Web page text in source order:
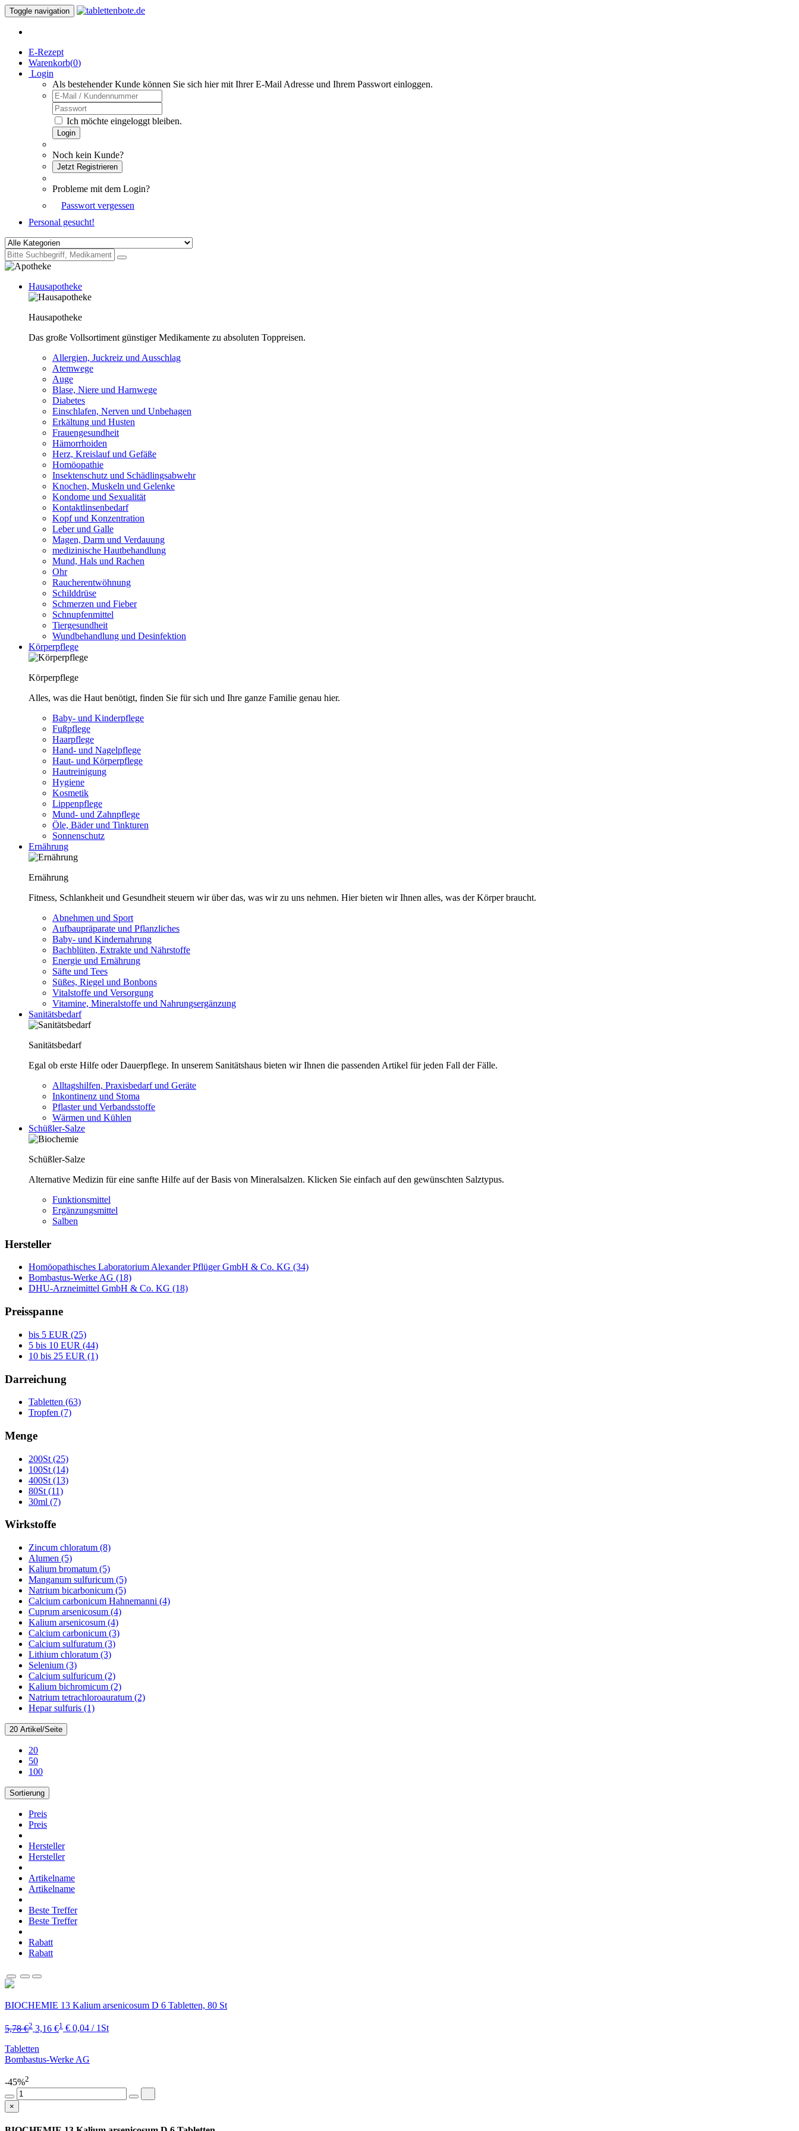
Toggle navigation
E-Rezept
Warenkorb(0)
Login
Als bestehender Kunde können Sie sich hier mit Ihrer E-Mail Adresse und Ihrem Passwort einloggen.
Ich möchte eingeloggt bleiben.
Login
Noch kein Kunde?
Jetzt Registrieren
Probleme mit dem Login?
Passwort vergessen
Personal gesucht!
Hausapotheke
Hausapotheke
Das große Vollsortiment günstiger Medikamente zu absoluten Toppreisen.
Allergien, Juckreiz und Ausschlag
Atemwege
Auge
Blase, Niere und Harnwege
Diabetes
Einschlafen, Nerven und Unbehagen
Erkältung und Husten
Frauengesundheit
Hämorrhoiden
Herz, Kreislauf und Gefäße
Homöopathie
Insektenschutz und Schädlingsabwehr
Knochen, Muskeln und Gelenke
Kondome und Sexualität
Kontaktlinsenbedarf
Kopf und Konzentration
Leber und Galle
Magen, Darm und Verdauung
medizinische Hautbehandlung
Mund, Hals und Rachen
Ohr
Raucherentwöhnung
Schilddrüse
Schmerzen und Fieber
Schnupfenmittel
Tiergesundheit
Wundbehandlung und Desinfektion
Körperpflege
Körperpflege
Alles, was die Haut benötigt, finden Sie für sich und Ihre ganze Familie genau hier.
Baby- und Kinderpflege
Fußpflege
Haarpflege
Hand- und Nagelpflege
Haut- und Körperpflege
Hautreinigung
Hygiene
Kosmetik
Lippenpflege
Mund- und Zahnpflege
Öle, Bäder und Tinkturen
Sonnenschutz
Ernährung
Ernährung
Fitness, Schlankheit und Gesundheit steuern wir über das, was wir zu uns nehmen. Hier bieten wir Ihnen alles, was der Körper braucht.
Abnehmen und Sport
Aufbaupräparate und Pflanzliches
Baby- und Kindernahrung
Bachblüten, Extrakte und Nährstoffe
Energie und Ernährung
Säfte und Tees
Süßes, Riegel und Bonbons
Vitalstoffe und Versorgung
Vitamine, Mineralstoffe und Nahrungsergänzung
Sanitätsbedarf
Sanitätsbedarf
Egal ob erste Hilfe oder Dauerpflege. In unserem Sanitätshaus bieten wir Ihnen die passenden Artikel für jeden Fall der Fälle.
Alltagshilfen, Praxisbedarf und Geräte
Inkontinenz und Stoma
Pflaster und Verbandsstoffe
Wärmen und Kühlen
Schüßler-Salze
Schüßler-Salze
Alternative Medizin für eine sanfte Hilfe auf der Basis von Mineralsalzen. Klicken Sie einfach auf den gewünschten Salztypus.
Funktionsmittel
Ergänzungsmittel
Salben
Hersteller
Homöopathisches Laboratorium Alexander Pflüger GmbH & Co. KG (34)
Bombastus-Werke AG (18)
DHU-Arzneimittel GmbH & Co. KG (18)
Preisspanne
bis 5 EUR (25)
5 bis 10 EUR (44)
10 bis 25 EUR (1)
Darreichung
Tabletten (63)
Tropfen (7)
Menge
200St (25)
100St (14)
400St (13)
80St (11)
30ml (7)
Wirkstoffe
Zincum chloratum (8)
Alumen (5)
Kalium bromatum (5)
Manganum sulfuricum (5)
Natrium bicarbonicum (5)
Calcium carbonicum Hahnemanni (4)
Cuprum arsenicosum (4)
Kalium arsenicosum (4)
Calcium carbonicum (3)
Calcium sulfuratum (3)
Lithium chloratum (3)
Selenium (3)
Calcium sulfuricum (2)
Kalium bichromicum (2)
Natrium tetrachloroauratum (2)
Hepar sulfuris (1)
20 Artikel/Seite
20
50
100
Sortierung
Preis
Preis
Hersteller
Hersteller
Artikelname
Artikelname
Beste Treffer
Beste Treffer
Rabatt
Rabatt
BIOCHEMIE 13 Kalium arsenicosum D 6 Tabletten, 80 St
5,78 €2 3,16 €1 € 0,04 / 1St
Tabletten
Bombastus-Werke AG
-45%2
×